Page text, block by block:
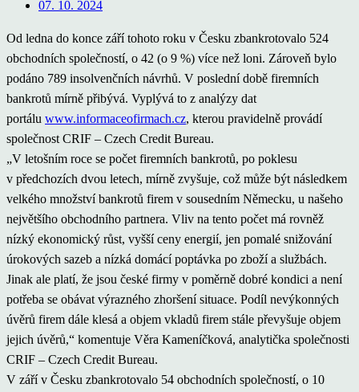
07. 10. 2024
Od ledna do konce září tohoto roku v Česku zbankrotovalo 524
obchodních společností, o 42 (o 9 %) více než loni. Zároveň bylo
podáno 789 insolvenčních návrhů. V poslední době firemních
bankrotů mírně přibývá. Vyplývá to z analýzy dat
portálu www.informaceofirmach.cz, kterou pravidelně provádí
společnost CRIF – Czech Credit Bureau.
„V letošním roce se počet firemních bankrotů, po poklesu
v předchozích dvou letech, mírně zvyšuje, což může být následkem
velkého množství bankrotů firem v sousedním Německu, u našeho
největšího obchodního partnera. Vliv na tento počet má rovněž
nízký ekonomický růst, vyšší ceny energií, jen pomalé snižování
úrokových sazeb a nízká domácí poptávka po zboží a službách.
Jinak ale platí, že jsou české firmy v poměrně dobré kondici a není
potřeba se obávat výrazného zhoršení situace. Podíl nevýkonných
úvěrů firem dále klesá a objem vkladů firem stále převyšuje objem
jejich úvěrů,“ komentuje Věra Kameníčková, analytička společnosti
CRIF – Czech Credit Bureau.
V září v Česku zbankrotovalo 54 obchodních společností, o 10